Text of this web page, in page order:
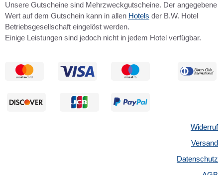
Unsere Gutscheine sind Mehrzweckgutscheine. Der angegebene
Wert auf dem Gutschein kann in allen Hotels der B.W. Hotel
Betriebsgesellschaft eingelöst werden.
Einige Leistungen sind jedoch nicht in jedem Hotel verfügbar.
Widerruf
Versand
Datenschutz